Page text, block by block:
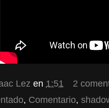
Lez en 1:51
2
, Comentario,